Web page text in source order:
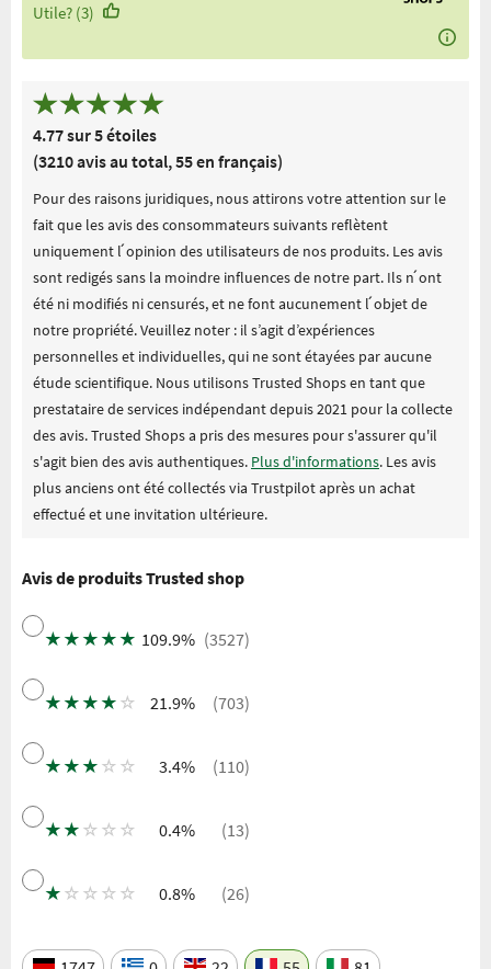
Utile? (3)
4.77 sur 5 étoiles
(3210 avis au total, 55 en français)
Pour des raisons juridiques, nous attirons votre attention sur le
fait que les avis des consommateurs suivants reflètent
uniquement l ́opinion des utilisateurs de nos produits. Les avis
sont redigés sans la moindre influences de notre part. Ils n ́ont
été ni modifiés ni censurés, et ne font aucunement l ́objet de
notre propriété. Veuillez noter : il s’agit d’expériences
personnelles et individuelles, qui ne sont étayées par aucune
étude scientifique. Nous utilisons Trusted Shops en tant que
prestataire de services indépendant depuis 2021 pour la collecte
des avis. Trusted Shops a pris des mesures pour s'assurer qu'il
s'agit bien des avis authentiques. Plus d'informations. Les avis
plus anciens ont été collectés via Trustpilot après un achat
effectué et une invitation ultérieure.
Avis de produits Trusted shop
★ ★ ★ ★ ★ 109.9% (3527)
★ ★ ★ ★ ☆ 21.9% (703)
★ ★ ★ ☆ ☆ 3.4% (110)
★ ★ ☆ ☆ ☆ 0.4% (13)
★ ☆ ☆ ☆ ☆ 0.8% (26)